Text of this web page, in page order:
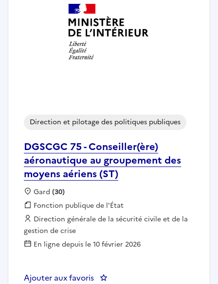
DGSCGC 75 - Conseiller(ère)
aéronautique au groupement des
moyens aériens (ST)
Direction et pilotage des politiques publiques
Localisation :
Gard (30)
Fonction publique :
Fonction publique de l'État
Employeur :
Direction générale de la sécurité civile et de la
gestion de crise
En ligne depuis le 10 février 2026
Ajouter aux favoris : DGSCGC 75 - Conseiller(ère)